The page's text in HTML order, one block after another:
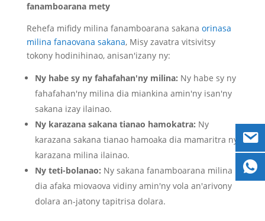
fanamboarana mety
Rehefa mifidy milina fanamboarana sakana orinasa
milina fanaovana sakana, Misy zavatra vitsivitsy
tokony hodinihinao, anisan'izany ny:
Ny habe sy ny fahafahan'ny milina: Ny habe sy ny
fahafahan'ny milina dia miankina amin'ny isan'ny
sakana izay ilainao.
Ny karazana sakana tianao hamokatra: Ny
karazana sakana tianao hamoaka dia mamaritra ny
karazana milina ilainao.
Ny teti-bolanao: Ny sakana fanamboarana milina
dia afaka miovaova vidiny amin'ny vola an'arivony
dolara an-jatony tapitrisa dolara.